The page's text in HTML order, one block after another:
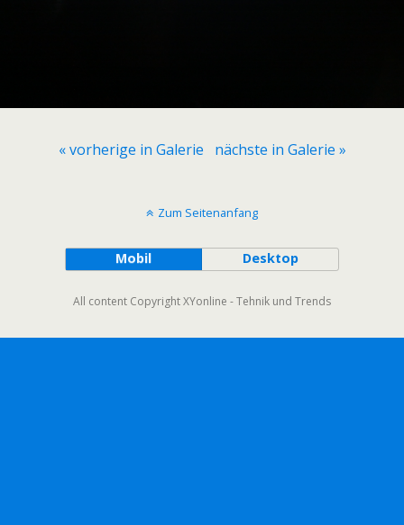
« vorherige in Galerie nächste in Galerie »
Zum Seitenanfang
Mobil Desktop
All content Copyright XYonline - Tehnik und Trends